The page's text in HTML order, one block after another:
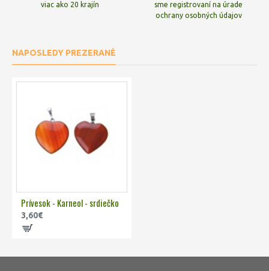
viac ako 20 krajín
sme registrovaní na úrade
ochrany osobných údajov
NAPOSLEDY PREZERANÉ
Prívesok - Karneol - srdiečko
3,60€